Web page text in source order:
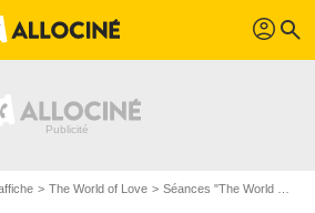
profil search
The World of Love Séances "The World of Love" Bouches-du-Rhône